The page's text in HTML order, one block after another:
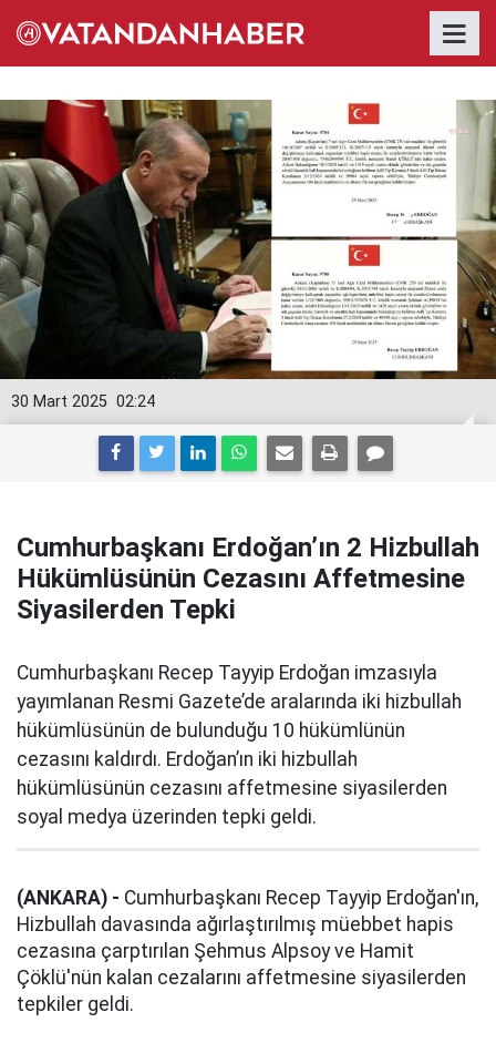
02:24
30 Mart 2025
Cumhurbaşkanı Erdoğan’ın 2 Hizbullah
Hükümlüsünün Cezasını Affetmesine
Siyasilerden Tepki
Cumhurbaşkanı Recep Tayyip Erdoğan imzasıyla
yayımlanan Resmi Gazete’de aralarında iki hizbullah
hükümlüsünün de bulunduğu 10 hükümlünün
cezasını kaldırdı. Erdoğan’ın iki hizbullah
hükümlüsünün cezasını affetmesine siyasilerden
soyal medya üzerinden tepki geldi.
(ANKARA) - Cumhurbaşkanı Recep Tayyip Erdoğan'ın,
Hizbullah davasında ağırlaştırılmış müebbet hapis
cezasına çarptırılan Şehmus Alpsoy ve Hamit
Çöklü'nün kalan cezalarını affetmesine siyasilerden
tepkiler geldi.